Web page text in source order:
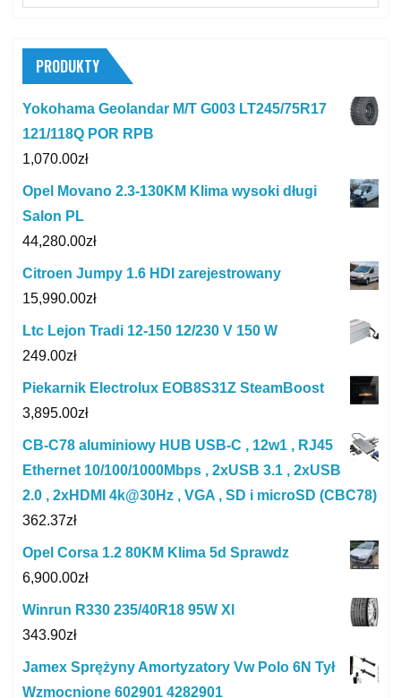
PRODUKTY
Yokohama Geolandar M/T G003 LT245/75R17
121/118Q POR RPB
1,070.00zł
Opel Movano 2.3-130KM Klima wysoki długi
Salon PL
44,280.00zł
Citroen Jumpy 1.6 HDI zarejestrowany
15,990.00zł
Ltc Lejon Tradi 12-150 12/230 V 150 W
249.00zł
Piekarnik Electrolux EOB8S31Z SteamBoost
3,895.00zł
CB-C78 aluminiowy HUB USB-C , 12w1 , RJ45
Ethernet 10/100/1000Mbps , 2xUSB 3.1 , 2xUSB
2.0 , 2xHDMI 4k@30Hz , VGA , SD i microSD (CBC78)
362.37zł
Opel Corsa 1.2 80KM Klima 5d Sprawdz
6,900.00zł
Winrun R330 235/40R18 95W Xl
343.90zł
Jamex Sprężyny Amortyzatory Vw Polo 6N Tył
Wzmocnione 602901 4282901